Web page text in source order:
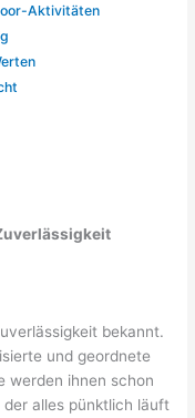
Aktivitäten
bekannt.
und geordnete
werden ihnen schon
alles pünktlich läuft